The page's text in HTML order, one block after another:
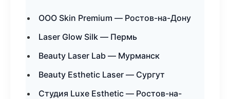
ООО Skin Premium — Ростов-на-Дону
Laser Glow Silk — Пермь
Beauty Laser Lab — Мурманск
Beauty Esthetic Laser — Сургут
Студия Luxe Esthetic — Ростов-на-